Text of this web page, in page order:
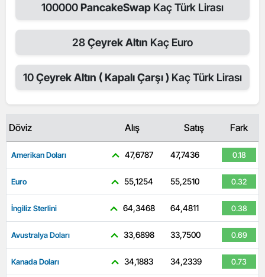
100000PancakeSwap Kaç Türk Lirası
28Çeyrek Altın Kaç Euro
10Çeyrek Altın ( Kapalı Çarşı ) Kaç Türk Lirası
Döviz Alış Satış Fark
Amerikan Doları 47,6787 47,7436 0.18
Euro 55,1254 55,2510 0.32
İngiliz Sterlini 64,3468 64,4811 0.38
Avustralya Doları 33,6898 33,7500 0.69
Kanada Doları 34,1883 34,2339 0.73